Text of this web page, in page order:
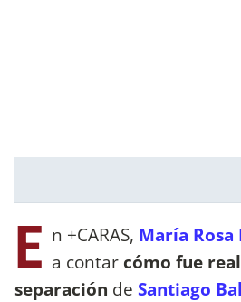
E n +CARAS, María Rosa
a contar cómo fue
separación de Santiago Bal